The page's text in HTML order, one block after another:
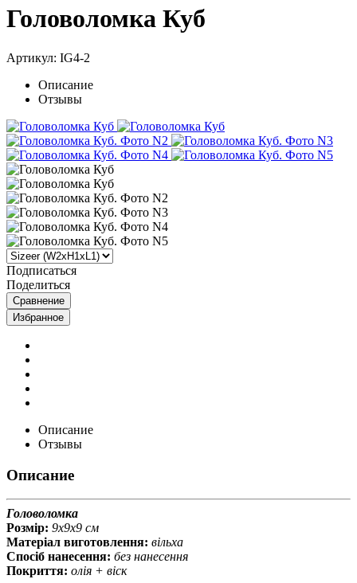
Головоломка Куб
Артикул: IG4-2
Описание
Отзывы
Подписаться
Поделиться
Сравнение
Избранное
Описание
Отзывы
Описание
Головоломка
Розмір: 9х9х9 см
Матеріал виготовлення: вільха
Спосіб нанесення: без нанесення
Покриття: олія + віск